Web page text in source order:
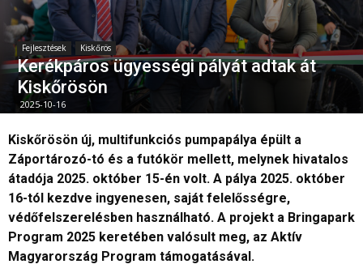
Fejlesztések Kiskőrös
Kerékpáros ügyességi pályát adtak át
Kiskőrösön
2025-10-16
Kiskőrösön új, multifunkciós pumpapálya épült a
Záportározó-tó és a futókör mellett, melynek hivatalos
átadója 2025. október 15-én volt. A pálya 2025. október
16-tól kezdve ingyenesen, saját felelősségre,
védőfelszerelésben használható. A projekt a Bringapark
Program 2025 keretében valósult meg, az Aktív
Magyarország Program támogatásával.